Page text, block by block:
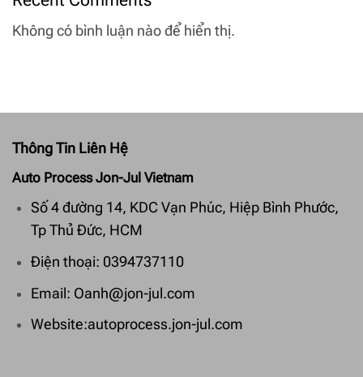
Không có bình luận nào để hiển thị.
Thông Tin Liên Hệ
Auto Process Jon-Jul Vietnam
Số 4 đường 14, KDC Vạn Phúc, Hiệp Bình Phước,
Tp Thủ Đức, HCM
Điện thoại: 0394737110
Email: Oanh@jon-jul.com
Website:autoprocess.jon-jul.com